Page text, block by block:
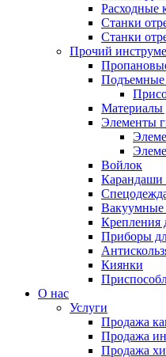
Расходные
Станки
Станки
Прочий
Материалы
Элементы
Войлок
Вакуумные
Приборы
Киянки
О нас
Услуги
Продажа
Продажа
Продажа